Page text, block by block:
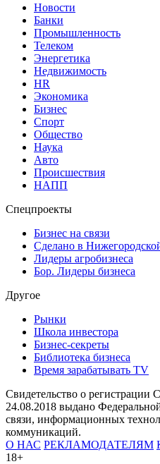
Новости
Банки
Промышленность
Телеком
Энергетика
Недвижимость
HR
Экономика
Бизнес
Спорт
Общество
Наука
Авто
Происшествия
НАПП
Спецпроекты
Бизнес на связи
Сделано в
Лидеры агробизнеса
Бор. Лидеры бизнеса
Другое
Рынки
Школа инвестора
Бизнес-секреты
Библиотека бизнеса
Время зарабатывать TV
Свидетельство о
24.08.2018 выдано
связи, информационных
коммуникаций.
О НАС РЕКЛАМОДАТЕЛЯМ
18+